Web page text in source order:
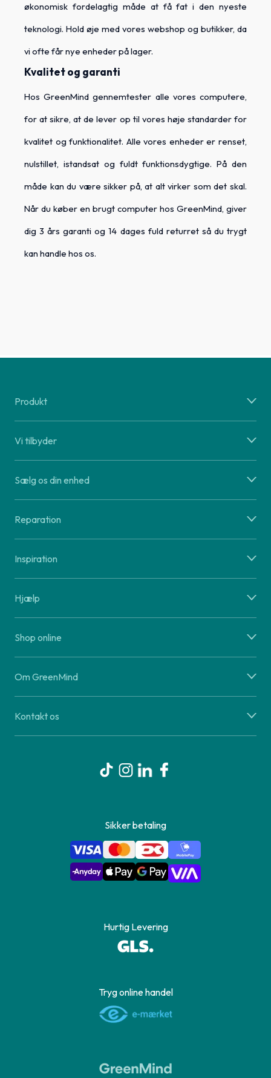
økonomisk fordelagtig måde at få fat i den nyeste
teknologi. Hold øje med vores webshop og butikker, da
vi ofte får nye enheder på lager.
Kvalitet og garanti
Hos GreenMind gennemtester alle vores computere,
for at sikre, at de lever op til vores høje standarder for
kvalitet og funktionalitet. Alle vores enheder er renset,
nulstillet, istandsat og fuldt funktionsdygtige. På den
måde kan du være sikker på, at alt virker som det skal.
Når du køber en brugt computer hos GreenMind, giver
dig 3 års garanti og 14 dages fuld returret så du trygt
kan handle hos os.
Produkt
Vi tilbyder
Sælg os din enhed
Reparation
Inspiration
Hjælp
Shop online
Om GreenMind
Kontakt os
Sikker betaling
Hurtig Levering
Tryg online handel